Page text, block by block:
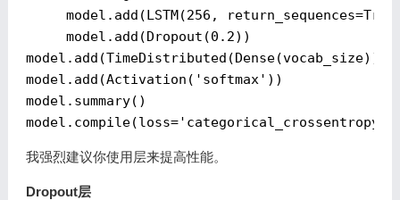
     model.add(LSTM(
256 , return_sequences=True
     model.add(Dropout(
0.2))
model.add(TimeDistributed(Dense(vocab_size)))
model.add(Activation( 'softmax' ))
model.summary()
model.compile(loss='categorical_crossentropy'
我强烈建议你使用层来提高性能。
Dropout层